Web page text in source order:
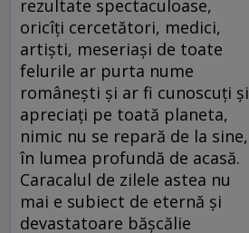
rezultate spectaculoase,
oricîți cercetători, medici,
artiști, meseriași de toate
felurile ar purta nume
românești și ar fi cunoscuți și
apreciați pe toată planeta,
nimic nu se repară de la sine,
în lumea profundă de acasă.
Caracalul de zilele astea nu
mai e subiect de eternă și
devastatoare bășcălie